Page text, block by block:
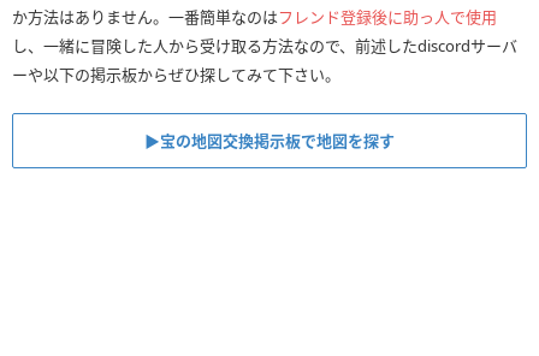
か方法はありません。一番簡単なのはフレンド登録後に助っ人で使用
し、一緒に冒険した人から受け取る方法なので、前述したdiscordサーバ
ーや以下の掲示板からぜひ探してみて下さい。
▶︎宝の地図交換掲示板で地図を探す